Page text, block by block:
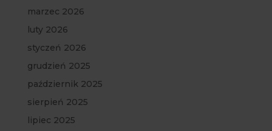
marzec 2026
luty 2026
styczeń 2026
grudzień 2025
październik 2025
sierpień 2025
lipiec 2025